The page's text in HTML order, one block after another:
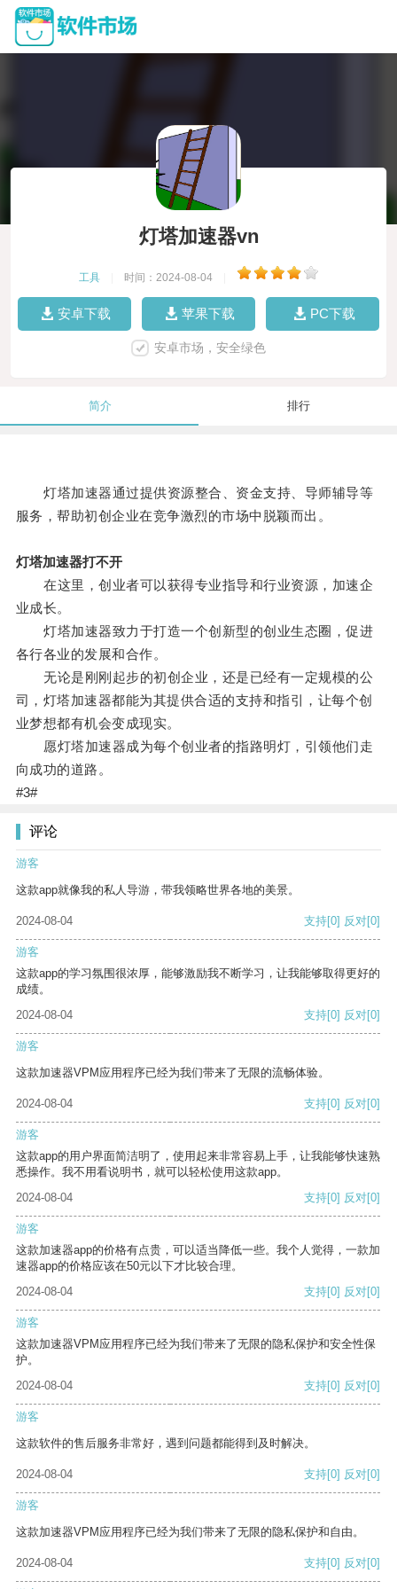
灯塔加速器vn
工具 时间：2024-08-04
安卓下载 苹果下载 PC下载
安卓市场，安全绿色
简介 排行
灯塔加速器通过提供资源整合、资金支持、导师辅导等
服务，帮助初创企业在竞争激烈的市场中脱颖而出。
灯塔加速器打不开
在这里，创业者可以获得专业指导和行业资源，加速企
业成长。
灯塔加速器致力于打造一个创新型的创业生态圈，促进
各行各业的发展和合作。
无论是刚刚起步的初创企业，还是已经有一定规模的公
司，灯塔加速器都能为其提供合适的支持和指引，让每个创
业梦想都有机会变成现实。
愿灯塔加速器成为每个创业者的指路明灯，引领他们走
向成功的道路。
#3#
评论
游客
这款app就像我的私人导游，带我领略世界各地的美景。
2024-08-04 支持[0] 反对[0]
游客
这款app的学习氛围很浓厚，能够激励我不断学习，让我能够取得更好的
成绩。
2024-08-04
支持[0] 反对[0]
游客
这款加速器VPM应用程序已经为我们带来了无限的流畅体验。
2024-08-04 支持[0] 反对[0]
游客
这款app的用户界面简洁明了，使用起来非常容易上手，让我能够快速熟
悉操作。我不用看说明书，就可以轻松使用这款app。
2024-08-04
支持[0] 反对[0]
游客
这款加速器app的价格有点贵，可以适当降低一些。我个人觉得，一款加
速器app的价格应该在50元以下才比较合理。
2024-08-04
支持[0] 反对[0]
游客
这款加速器VPM应用程序已经为我们带来了无限的隐私保护和安全性保
护。
2024-08-04
支持[0] 反对[0]
游客
这款软件的售后服务非常好，遇到问题都能得到及时解决。
2024-08-04 支持[0] 反对[0]
游客
这款加速器VPM应用程序已经为我们带来了无限的隐私保护和自由。
2024-08-04 支持[0] 反对[0]